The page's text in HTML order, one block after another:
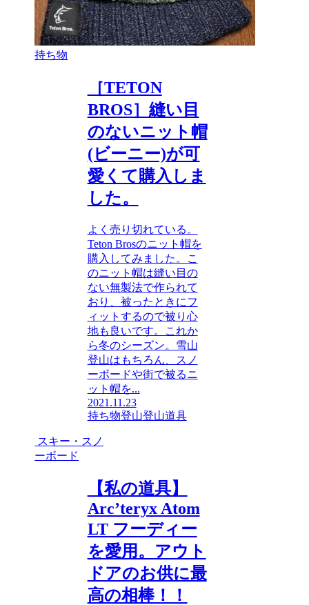
持ち物
［TETON
BROS］縫い目
のないニット帽
(ビーニー)が可
愛くて購入しま
した。
よく売り切れている。
Teton Brosのニット帽を
購入してみました。こ
のニット帽は縫い目の
ない無製法で作られて
おり、被ったときにフ
ィットするので被り心
地も良いです。これか
ら冬のシーズン。雪山
登山はもちろん、スノ
ーボードや街で被るニ
ット帽を...
2021.11.23
持ち物登山登山道具
スキー・スノ
ーボード
【私の道具】
Arc’teryx Atom
LT フーディー
を愛用。アウト
ドアのお供に最
高の相棒！！